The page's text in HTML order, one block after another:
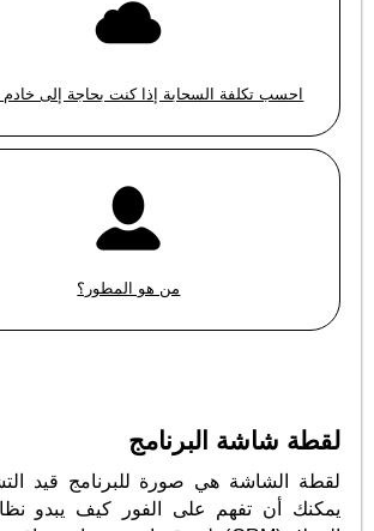
احسب تكلفة السحابة إذا كنت بحاجة إلى
من هو المطور؟
لقطة شاشة البرنامج
لقطة الشاشة هي صورة للبرنامج قيد
يمكنك أن تفهم على الفور كيف يبدو